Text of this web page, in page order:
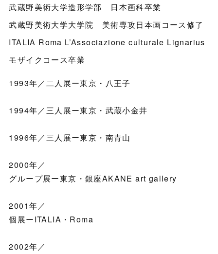
武蔵野美術大学造形学部 日本画科卒業
武蔵野美術大学大学院 美術専攻日本画コース修了
ITALIA Roma L’Associazione culturale Lignarius
モザイクコース卒業
1993年／二人展ー東京・八王子
1994年／三人展ー東京・武蔵小金井
1996年／三人展ー東京・南青山
2000年／
グループ展ー東京・銀座AKANE art gallery
2001年／
個展ーITALIA・Roma
2002年／